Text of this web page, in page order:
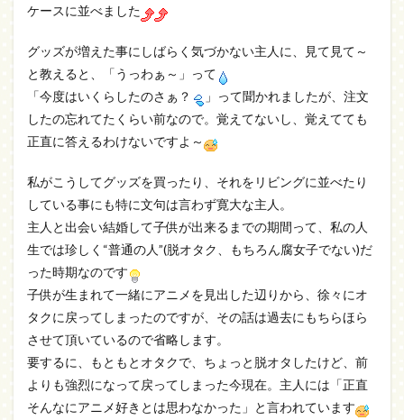
ケースに並べました
グッズが増えた事にしばらく気づかない主人に、見て見て～
と教えると、「うっわぁ～」って
「今度はいくらしたのさぁ？
」って聞かれましたが、注文
したの忘れてたくらい前なので。覚えてないし、覚えてても
正直に答えるわけないですよ～
私がこうしてグッズを買ったり、それをリビングに並べたり
している事にも特に文句は言わず寛大な主人。
主人と出会い結婚して子供が出来るまでの期間って、私の人
生では珍しく“普通の人”(脱オタク、もちろん腐女子でない)だ
った時期なのです
子供が生まれて一緒にアニメを見出した辺りから、徐々にオ
タクに戻ってしまったのですが、その話は過去にもちらほら
させて頂いているので省略します。
要するに、もともとオタクで、ちょっと脱オタしたけど、前
よりも強烈になって戻ってしまった今現在。主人には「正直
そんなにアニメ好きとは思わなかった」と言われています